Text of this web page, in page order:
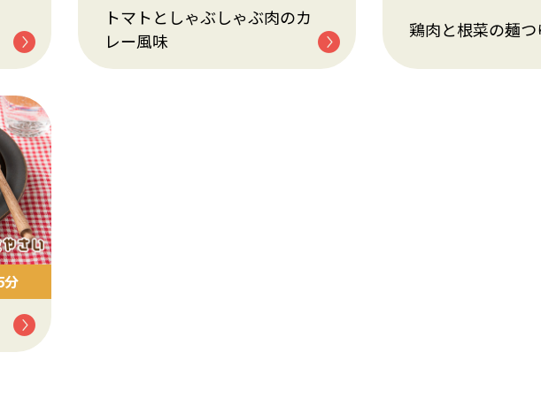
トマトとしゃぶしゃぶ肉のカ
レー風味
鶏肉と根菜の麺つ
分